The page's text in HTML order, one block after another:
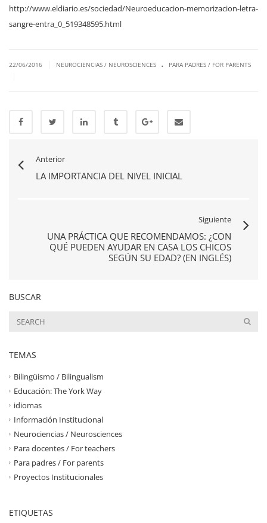
http://www.eldiario.es/sociedad/Neuroeducacion-memorizacion-letra-
sangre-entra_0_519348595.html
22/06/2016 NEUROCIENCIAS / NEUROSCIENCES . PARA PADRES / FOR PARENTS
Anterior
LA IMPORTANCIA DEL NIVEL INICIAL
Siguiente
UNA PRÁCTICA QUE RECOMENDAMOS: ¿CON
QUÉ PUEDEN AYUDAR EN CASA LOS CHICOS
SEGÚN SU EDAD? (EN INGLÉS)
BUSCAR
TEMAS
Bilingüismo / Bilingualism
Educación: The York Way
idiomas
Información Institucional
Neurociencias / Neurosciences
Para docentes / For teachers
Para padres / For parents
Proyectos Institucionales
ETIQUETAS